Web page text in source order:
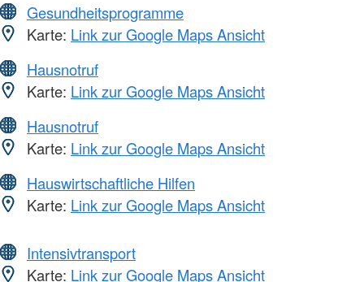
Gesundheitsprogramme
Karte: Link zur Google Maps Ansicht
Hausnotruf
Karte: Link zur Google Maps Ansicht
Hausnotruf
Karte: Link zur Google Maps Ansicht
Hauswirtschaftliche Hilfen
Karte: Link zur Google Maps Ansicht
Intensivtransport
Karte: Link zur Google Maps Ansicht